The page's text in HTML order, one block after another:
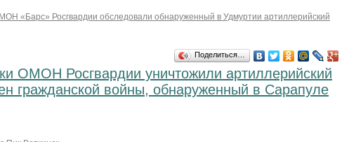
«Барс» Росгвардии обследовали обнаруженный в Удмуртии артиллерийский
Поделиться…
ОМОН Росгвардии уничтожили артиллерийский
гражданской войны, обнаруженный в Сарапуле